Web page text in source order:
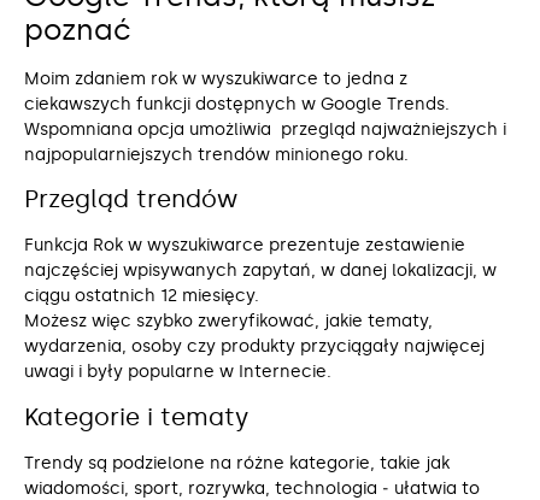
poznać
Moim zdaniem rok w wyszukiwarce to jedna z
ciekawszych funkcji dostępnych w Google Trends.
Wspomniana opcja umożliwia przegląd najważniejszych i
najpopularniejszych trendów minionego roku.
Przegląd trendów
Funkcja Rok w wyszukiwarce prezentuje zestawienie
najczęściej wpisywanych zapytań, w danej lokalizacji, w
ciągu ostatnich 12 miesięcy.
Możesz więc szybko zweryfikować, jakie tematy,
wydarzenia, osoby czy produkty przyciągały najwięcej
uwagi i były popularne w Internecie.
Kategorie i tematy
Trendy są podzielone na różne kategorie, takie jak
wiadomości, sport, rozrywka, technologia ‒ ułatwia to